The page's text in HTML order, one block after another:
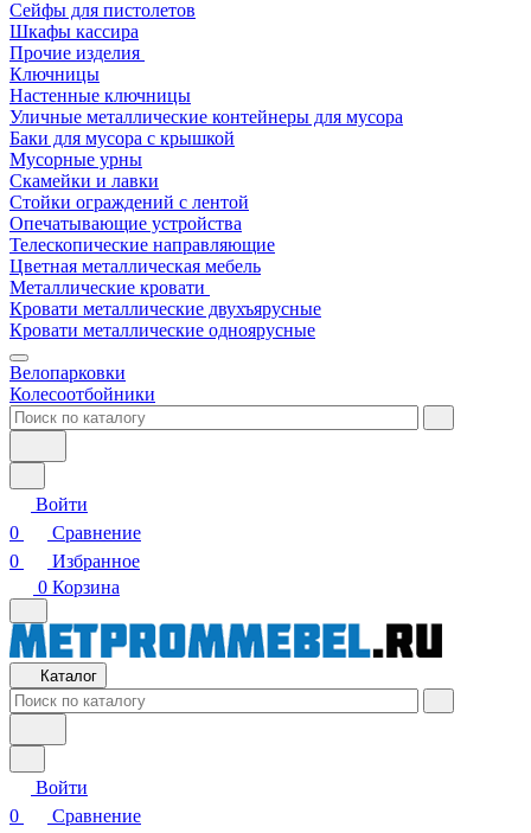
Сейфы для пистолетов
Шкафы кассира
Прочие изделия
Ключницы
Настенные ключницы
Уличные металлические контейнеры для мусора
Баки для мусора с крышкой
Мусорные урны
Скамейки и лавки
Стойки ограждений с лентой
Опечатывающие устройства
Телескопические направляющие
Цветная металлическая мебель
Металлические кровати
Кровати металлические двухъярусные
Кровати металлические одноярусные
Велопарковки
Колесоотбойники
Войти
0
Сравнение
0
Избранное
0 Корзина
Каталог
Войти
0
Сравнение